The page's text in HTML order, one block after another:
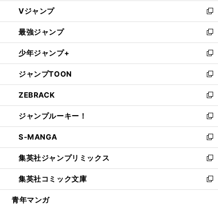
ウ
ィ
ン
ド
ウ
で
開
く
し
い
ウ
ィ
ン
ド
ウ
で
開
く
Vジャンプ
新
し
い
ウ
ィ
ン
ド
ウ
で
開
く
最強ジャンプ
新
し
い
ウ
ィ
ン
ド
ウ
で
開
く
少年ジャンプ+
新
し
い
ウ
ィ
ン
ド
ウ
で
開
く
ジャンプTOON
新
し
い
ウ
ィ
ン
ド
ウ
で
開
く
ZEBRACK
新
し
い
ウ
ィ
ン
ド
ウ
で
開
ジャンプルーキー！
新
し
い
ウ
ィ
ン
ド
ウ
S-MANGA
新
し
い
ウ
ィ
ン
集英社ジャンプリミックス
新
し
い
ウ
集英社コミック文庫
新
し
青年マンガ